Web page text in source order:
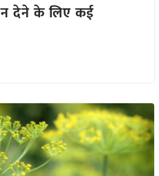
देने के लिए कई